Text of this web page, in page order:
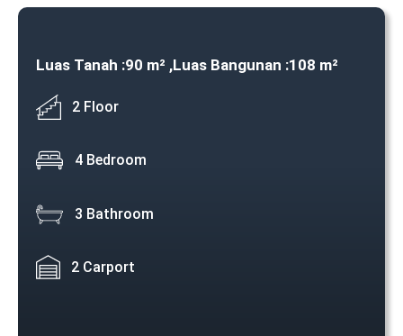
Luas Tanah :90 m² ,Luas Bangunan :108 m²
2 Floor
4 Bedroom
3 Bathroom
2 Carport